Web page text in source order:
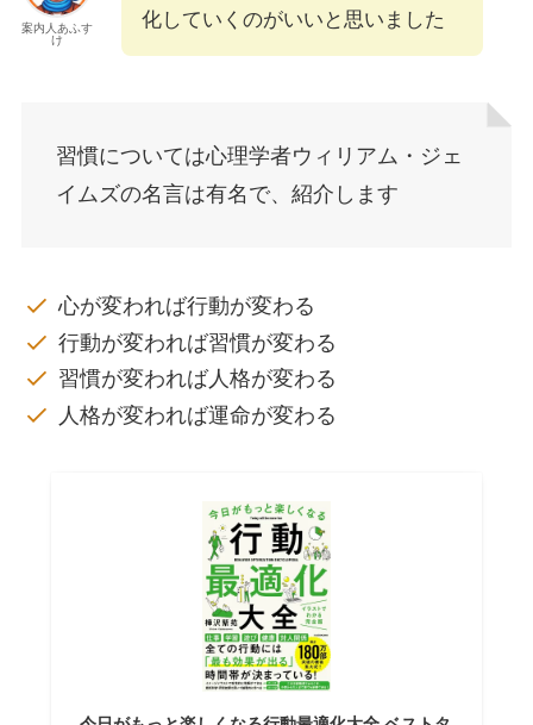
案内人あふす
け
化していくのがいいと思いました
習慣については心理学者ウィリアム・ジェ
イムズの名言は有名で、紹介します
心が変われば行動が変わる
行動が変われば習慣が変わる
習慣が変われば人格が変わる
人格が変われば運命が変わる